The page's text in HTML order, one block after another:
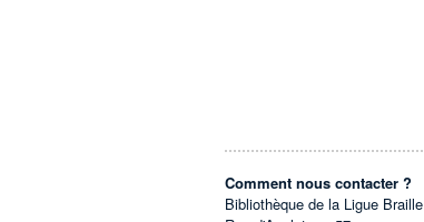
Comment nous contacter ?
Bibliothèque de la Ligue Braille